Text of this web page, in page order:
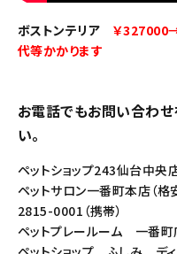
ボストンテリア ￥
代等かかります
お電話でもお問い合わせ
い。
ペットショップ243仙台中
ペットサロン一番町本店（
2815-0001（携帯）
ペットプレールーム 一番